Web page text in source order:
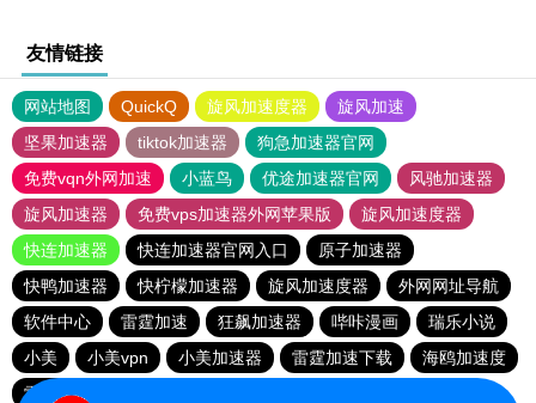
友情链接
网站地图 QuickQ 旋风加速度器
旋风加速
坚果加速器
tiktok加速器
狗急加速器官网
免费vqn外网加速
小蓝鸟 优途加速器官网
风驰加速器
旋风加速器
免费vps加速器外网苹果版
旋风加速度器
快连加速器
快连加速器官网入口
原子加速器
快鸭加速器
快柠檬加速器 旋风加速度器
外网网址导航
软件中心
雷霆加速 狂飙加速器 哔咔漫画
瑞乐小说
小美
小美vpn 小美加速器 雷霆加速下载
海鸥加速度
雷霆加速版ins